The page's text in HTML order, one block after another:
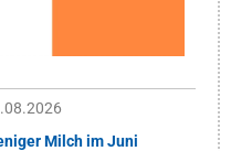
Milch im Juni